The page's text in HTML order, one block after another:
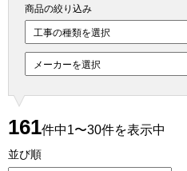
商品の絞り込み
161件中1〜30件を表示中
並び順